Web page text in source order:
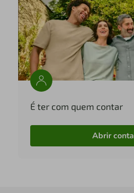
É ter com quem contar
Abrir conta